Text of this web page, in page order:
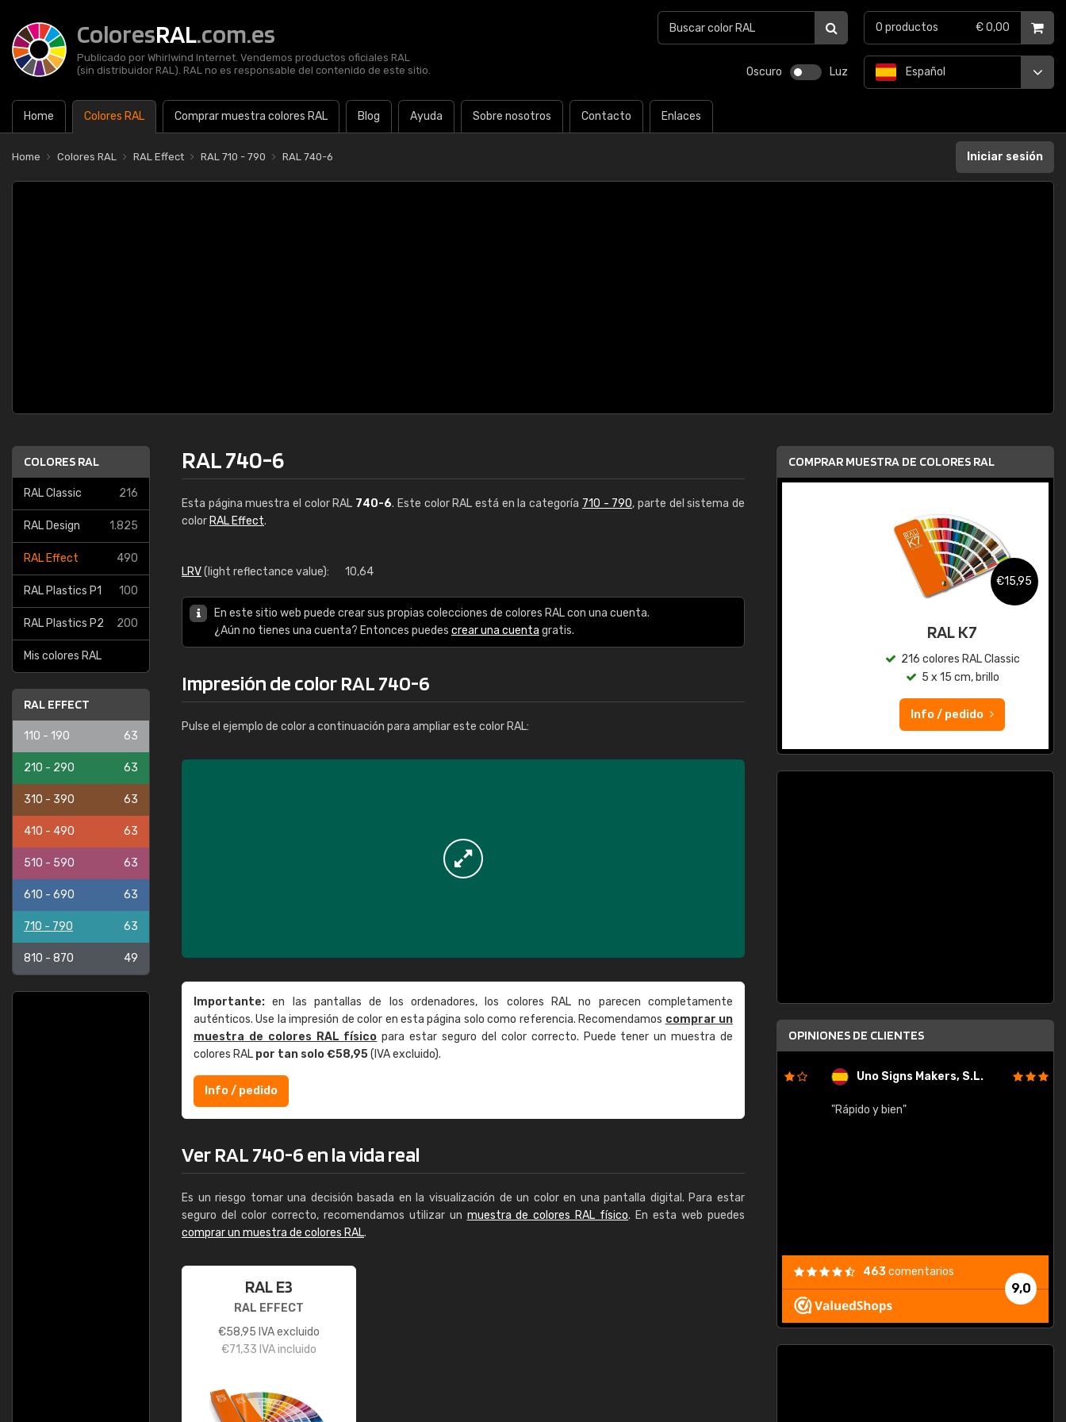
ColoresRAL.com.es
Publicado por Whirlwind Internet. Vendemos productos oficiales RAL
(sin distribuidor RAL). RAL no es responsable del contenido de este sitio.
Oscuro Luz
Home Colores RAL Comprar muestra colores RAL Blog Ayuda Sobre nosotros Contacto Enlaces
Español
0 productos € 0,00
Home Colores RAL RAL Effect RAL 710 - 790 RAL 740-6 Iniciar sesión
COLORES RAL
RAL Classic 216
RAL Design 1.825
RAL Effect 490
RAL Plastics P1 100
RAL Plastics P2 200
Mis colores RAL
RAL EFFECT
110 - 190 63
210 - 290 63
310 - 390 63
410 - 490 63
510 - 590 63
610 - 690 63
710 - 790 63
810 - 870 49
RAL 740-6
Esta página muestra el color RAL 740-6. Este color RAL está en la categoría 710 - 790, parte del sistema de
color RAL Effect.
LRV(light reflectance value): 10,64
En este sitio web puede crear sus propias colecciones de colores RAL con una cuenta.
¿Aún no tienes una cuenta? Entonces puedes crear una cuenta gratis.
Impresión de color RAL 740-6
Pulse el ejemplo de color a continuación para ampliar este color RAL:
Importante: en las pantallas de los ordenadores, los colores RAL no parecen completamente
auténticos. Use la impresión de color en esta página solo como referencia. Recomendamos comprar un
muestra de colores RAL físico para estar seguro del color correcto. Puede tener un muestra de
colores RAL por tan solo €58,95(IVA excluido).
Info / pedido
Ver RAL 740-6 en la vida real
Es un riesgo tomar una decisión basada en la visualización de un color en una pantalla digital. Para estar
seguro del color correcto, recomendamos utilizar un muestra de colores RAL físico. En esta web puedes
comprar un muestra de colores RAL.
RAL E3
RAL EFFECT
€58,95 IVA excluido
€71,33 IVA incluido
COMPRAR MUESTRA DE COLORES RAL
RAL K7 a base de agua
€15,95
RAL K7
216 colores RAL Classic
5 x 15 cm, brillo
Info / pedido
OPINIONES DE CLIENTES
Uno Signs Makers, S.L.
"Rápido y bien"
9,0
463comentarios